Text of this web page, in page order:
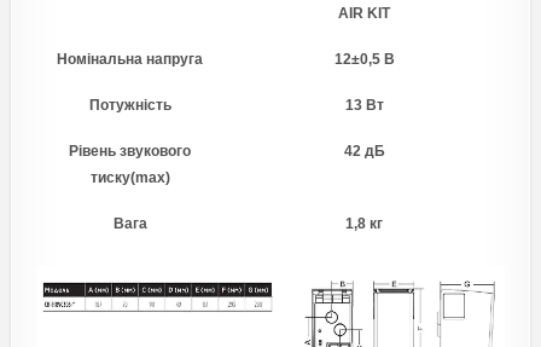
AIR KIT
Номінальна напруга 12±0,5 В
Потужність 13 Вт
Рівень звукового
тиску(max)
42 дБ
Вага 1,8 кг